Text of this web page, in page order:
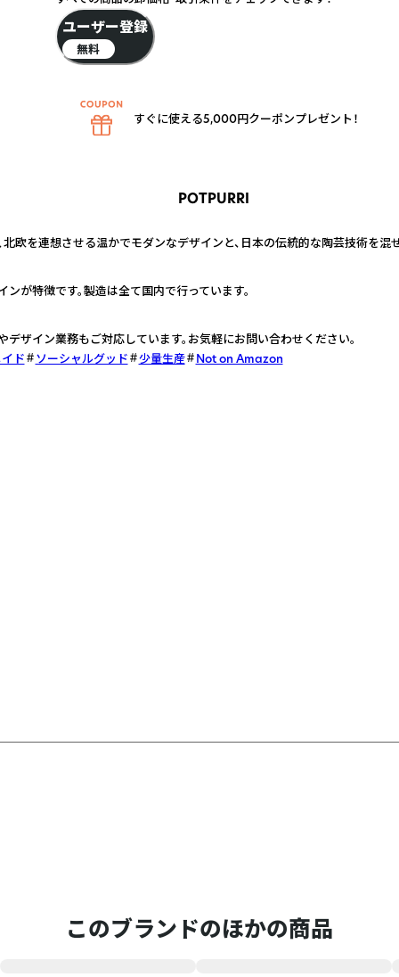
POTPURRI
欧を連想させる温かでモダンなデザインと、日本の伝統的な陶芸技術を混
が特徴です。製造は全て国内で行っています。
ザイン業務もご対応しています。お気軽にお問い合わせください。
ド
ソーシャルグッド 少量生産 Not on Amazon
このブランドのほかの商品
ユーザー登録
無料
すぐに使える5,000円クーポンプレゼント！